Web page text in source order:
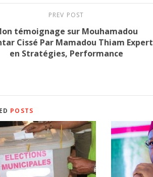
PREV POST
témoignage sur Mouhamadou
Cissé Par Mamadou Thiam Expert
en Stratégies, Performance
POSTS